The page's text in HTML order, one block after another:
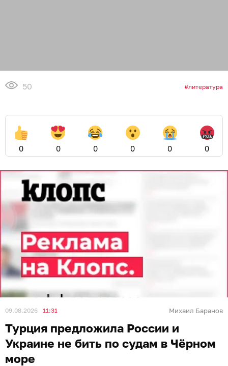
50 литература
0 0 0 0 0 0
09.08.2026 11:31 Михаил Баранов
Турция предложила России и
Украине не бить по судам в Чёрном
море